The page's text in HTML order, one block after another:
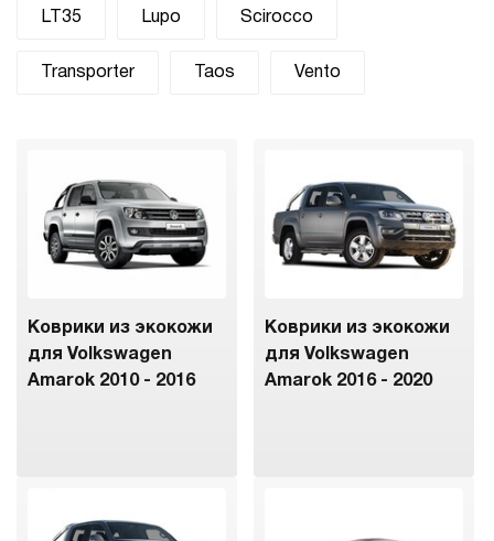
LT35 Lupo Scirocco
Transporter Taos Vento
Коврики из экокожи
для Volkswagen
Amarok 2010 - 2016
Коврики из экокожи
для Volkswagen
Amarok 2016 - 2020